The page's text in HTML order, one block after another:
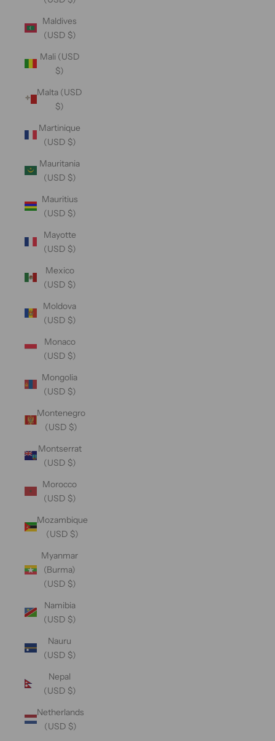
Maldives
(USD $)
Mali (USD
$)
Malta (USD
$)
Martinique
(USD $)
Mauritania
(USD $)
Mauritius
(USD $)
Mayotte
(USD $)
Mexico
(USD $)
Moldova
(USD $)
Monaco
(USD $)
Mongolia
(USD $)
Montenegro
(USD $)
Montserrat
(USD $)
Morocco
(USD $)
Mozambique
(USD $)
Myanmar
(Burma)
(USD $)
Namibia
(USD $)
Nauru
(USD $)
Nepal
(USD $)
Netherlands
(USD $)